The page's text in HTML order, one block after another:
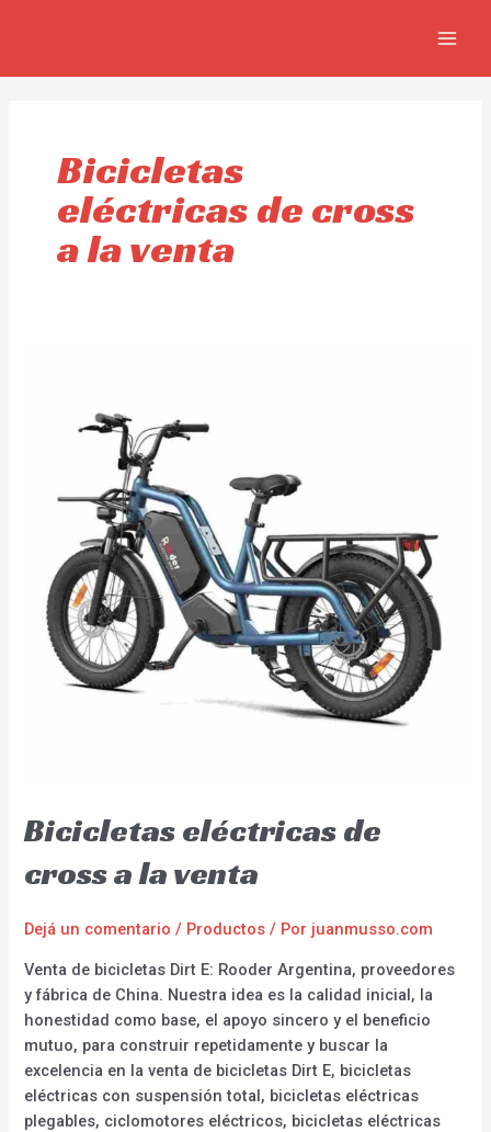
Bicicletas
eléctricas de cross
a la venta
Bicicletas eléctricas de
cross a la venta
Dejá un comentario / Productos / Por juanmusso.com
Venta de bicicletas Dirt E: Rooder Argentina, proveedores
y fábrica de China. Nuestra idea es la calidad inicial, la
honestidad como base, el apoyo sincero y el beneficio
mutuo, para construir repetidamente y buscar la
excelencia en la venta de bicicletas Dirt E, bicicletas
eléctricas con suspensión total, bicicletas eléctricas
plegables, ciclomotores eléctricos, bicicletas eléctricas